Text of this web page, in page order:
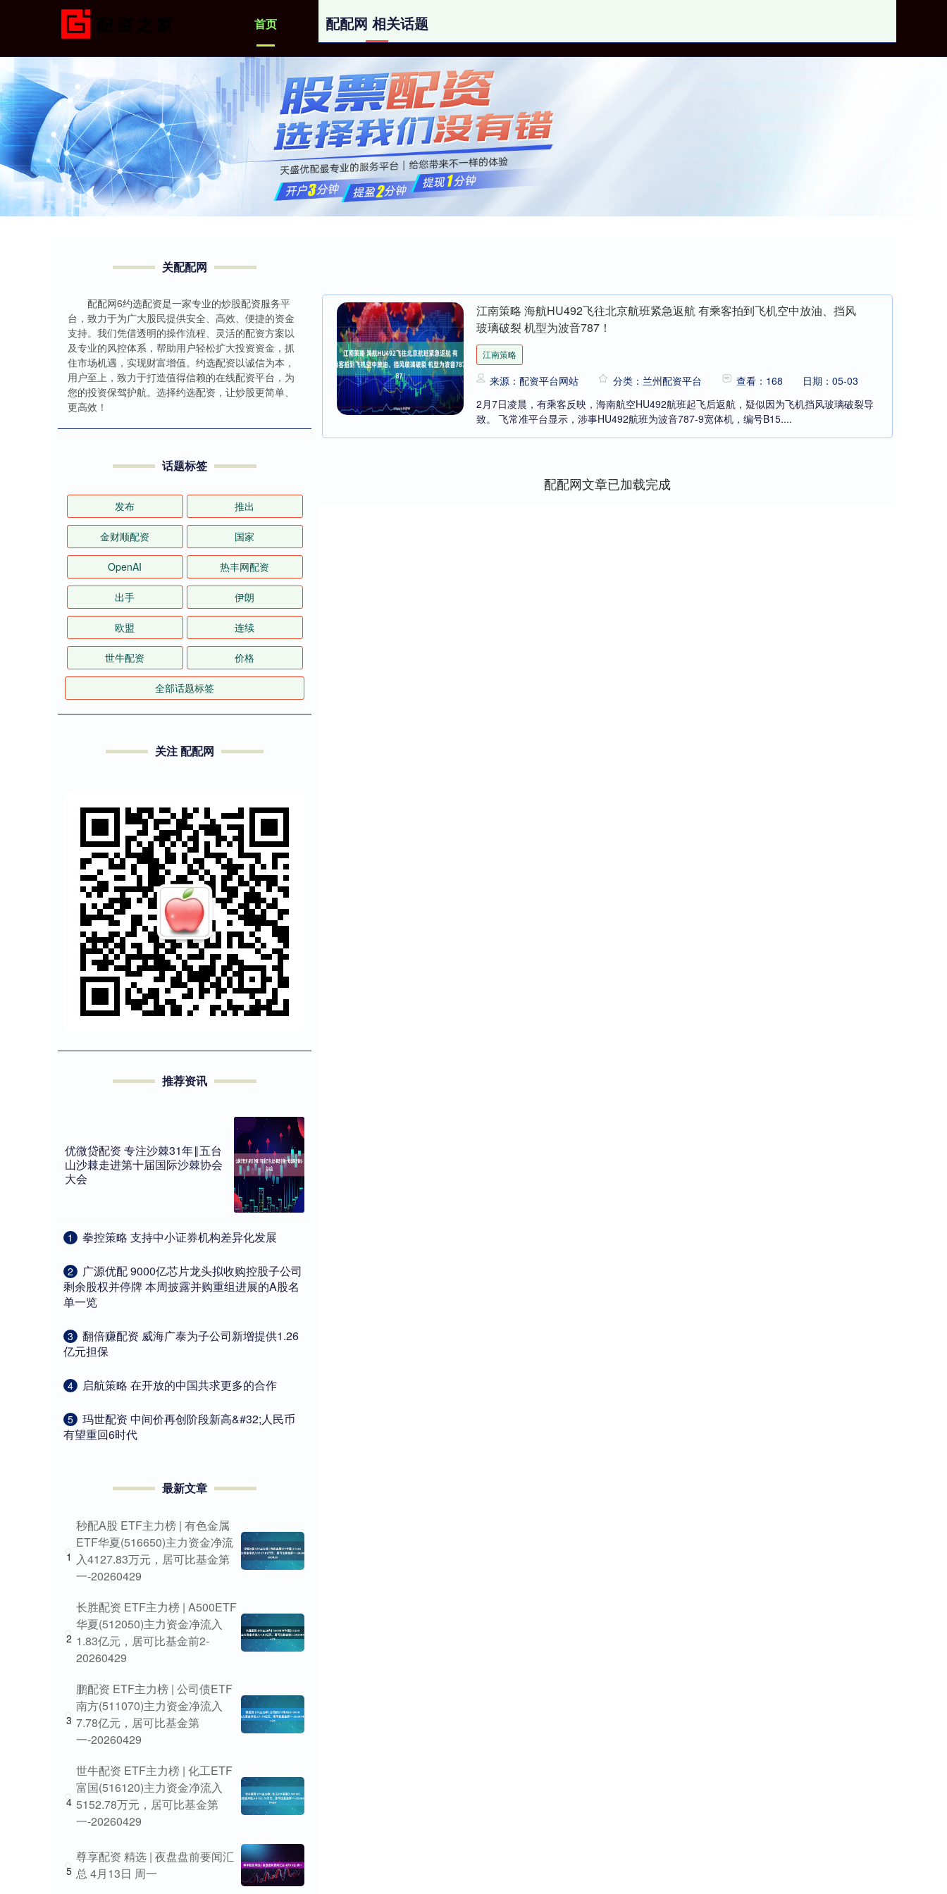
首页 配配网 炒股配资网站
配配网 相关话题
江南策略 海航HU492飞往北京航班紧急返航 有乘客拍到飞机空中放油、挡风
玻璃破裂 机型为波音787！
江南策略
来源：配资平台网站 分类：兰州配资平台 查看：168
日期：05-03
2月7日凌晨，有乘客反映，海南航空HU492航班起飞后返航，疑似因为飞机挡风玻璃破裂导
致。 飞常准平台显示，涉事HU492航班为波音787-9宽体机，编号B15....
配配网文章已加载完成
关配配网
配配网6约选配资是一家专业的炒股配资服务平
台，致力于为广大股民提供安全、高效、便捷的资金
支持。我们凭借透明的操作流程、灵活的配资方案以
及专业的风控体系，帮助用户轻松扩大投资资金，抓
住市场机遇，实现财富增值。约选配资以诚信为本，
用户至上，致力于打造值得信赖的在线配资平台，为
您的投资保驾护航。选择约选配资，让炒股更简单、
更高效！
话题标签
发布 推出
金财顺配资 国家
OpenAI 热丰网配资
出手 伊朗
欧盟 连续
世牛配资 价格
全部话题标签
关注 配配网
推荐资讯
优微贷配资 专注沙棘31年‖五台
山沙棘走进第十届国际沙棘协会
大会
1 ​拳控策略 支持中小证券机构差异化发展
2
​广源优配 9000亿芯片龙头拟收购控股子公司
剩余股权并停牌 本周披露并购重组进展的A股名
单一览
3
​翻倍赚配资 威海广泰为子公司新增提供1.26
亿元担保
4 ​启航策略 在开放的中国共求更多的合作
5
​玛世配资 中间价再创阶段新高&#32;人民币
有望重回6时代
最新文章
1
秒配A股 ETF主力榜 | 有色金属
ETF华夏(516650)主力资金净流
入4127.83万元，居可比基金第
一-20260429
2
长胜配资 ETF主力榜 | A500ETF
华夏(512050)主力资金净流入
1.83亿元，居可比基金前2-
20260429
3
鹏配资 ETF主力榜 | 公司债ETF
南方(511070)主力资金净流入
7.78亿元，居可比基金第
一-20260429
4
世牛配资 ETF主力榜 | 化工ETF
富国(516120)主力资金净流入
5152.78万元，居可比基金第
一-20260429
5
尊享配资 精选 | 夜盘盘前要闻汇
总 4月13日 周一